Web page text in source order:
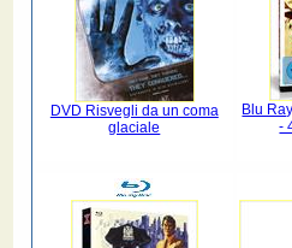
DVD Risvegli da un coma
glaciale
Blu
-